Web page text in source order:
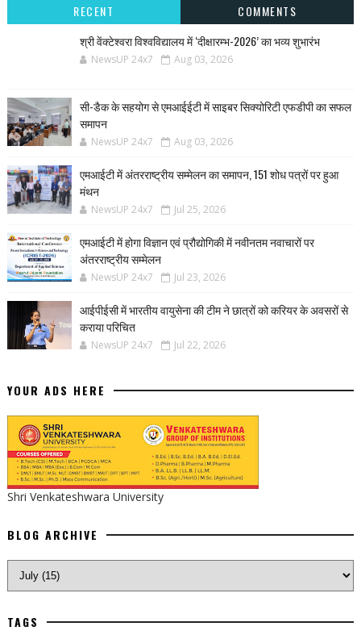
RECENT
COMMENTS
श्री वेंक्टेश्वरा विश्वविद्यालय में ‘दीक्षारम्भ-2026’ का भव्य शुभारंभ
NewsUP 24x7 Aug 03, 2026
सी-डैक के सहयोग से एमआईईटी में साइबर सिक्योरिटी एफडीपी का सफल
समापन
NewsUP 24x7 Aug 03, 2026
एमआईटी में अंतरराष्ट्रीय सम्मेलन का समापन, 151 शोध पत्रों पर हुआ
मंथन
NewsUP 24x7 Jul 25, 2026
एमआईटी में होगा विज्ञान एवं प्रौद्योगिकी में नवीनतम नवाचारों पर
अंतरराष्ट्रीय सम्मेलन
NewsUP 24x7 Jul 23, 2026
आईपीईसी में भारतीय वायुसेना की टीम ने छात्रों को करियर के अवसरों से
कराया परिचित
NewsUP 24x7 Jul 22, 2026
YOUR ADS HERE
Shri Venkateshwara University
BLOG ARCHIVE
TAGS